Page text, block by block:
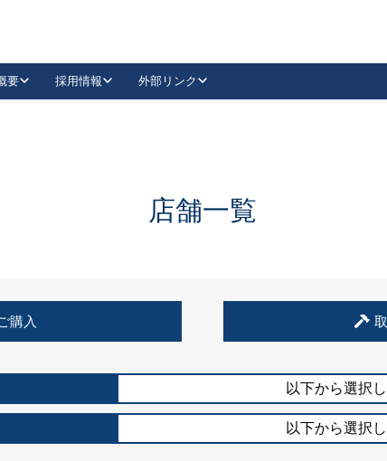
抗ウイルス・抗菌製品
要 採用情報 外部リンク
LinkedIn
住宅使用部材標準化推進協議会
店舗一覧
購入
以下から選択
以下から選択